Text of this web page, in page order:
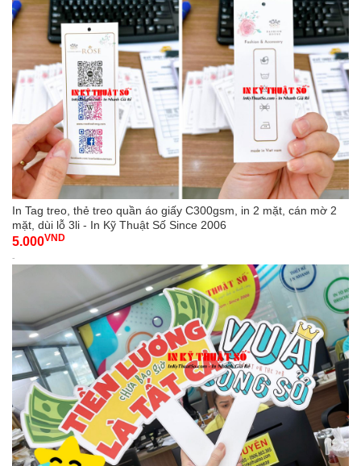
In Tag treo, thẻ treo quần áo giấy C300gsm, in 2 mặt, cán mờ 2
mặt, dùi lỗ 3li - In Kỹ Thuật Số Since 2006
5.000VND
-